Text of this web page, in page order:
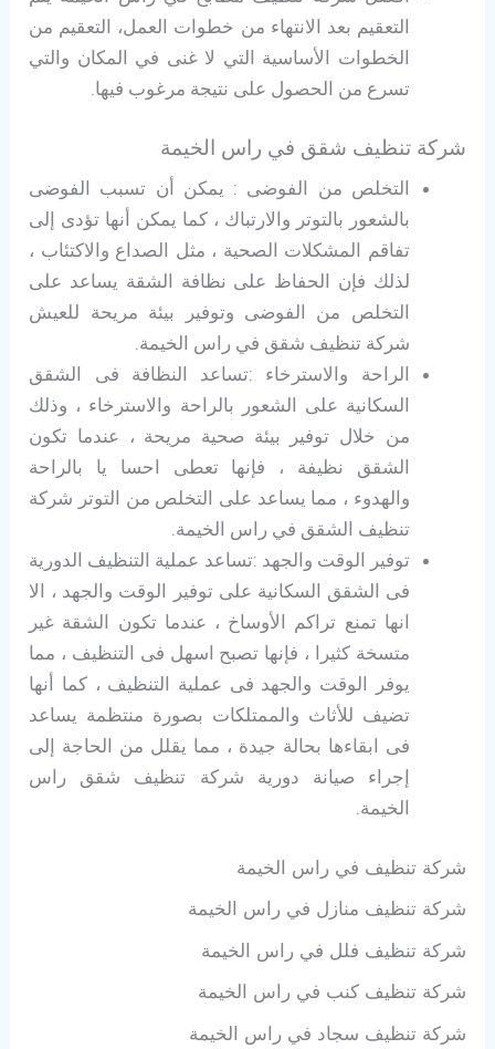
التعقيم بعد الانتهاء من خطوات العمل، التعقيم من
الخطوات الأساسية التي لا غنى في المكان والتي
تسرع من الحصول على نتيجة مرغوب فيها.
شركة تنظيف شقق في راس الخيمة
التخلص من الفوضى : يمكن أن تسبب الفوضى
بالشعور بالتوتر والارتباك ، كما يمكن أنها تؤدى إلى
تفاقم المشكلات الصحية ، مثل الصداع والاكتئاب ،
لذلك فإن الحفاظ على نظافة الشقة يساعد على
التخلص من الفوضى وتوفير بيئة مريحة للعيش
شركة تنظيف شقق في راس الخيمة.
الراحة والاسترخاء :تساعد النظافة فى الشقق
السكانية على الشعور بالراحة والاسترخاء ، وذلك
من خلال توفير بيئة صحية مريحة ، عندما تكون
الشقق نظيفة ، فإنها تعطى احسا يا بالراحة
والهدوء ، مما يساعد على التخلص من التوتر شركة
تنظيف الشقق في راس الخيمة.
توفير الوقت والجهد :تساعد عملية التنظيف الدورية
فى الشقق السكانية على توفير الوقت والجهد ، الا
انها تمنع تراكم الأوساخ ، عندما تكون الشقة غير
متسخة كثيرا ، فإنها تصبح اسهل فى التنظيف ، مما
يوفر الوقت والجهد فى عملية التنظيف ، كما أنها
تضيف للأثاث والممتلكات بصورة منتظمة يساعد
فى ابقاءها بحالة جيدة ، مما يقلل من الحاجة إلى
إجراء صيانة دورية شركة تنظيف شقق راس
الخيمة.
شركة تنظيف في راس الخيمة
شركة تنظيف منازل في راس الخيمة
شركة تنظيف فلل في راس الخيمة
شركة تنظيف كنب في راس الخيمة
شركة تنظيف سجاد في راس الخيمة